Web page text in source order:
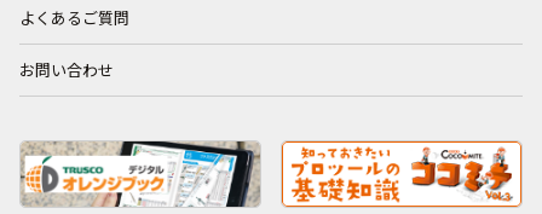
よくあるご質問
お問い合わせ